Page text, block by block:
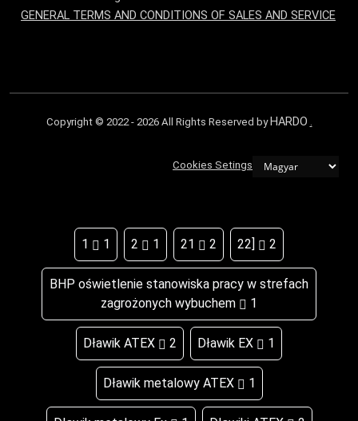
GENERAL TERMS AND CONDITIONS OF SALES AND SERVICE
Copyright © 2022 - 2026 All Rights Reserved by HARDO
Cookies Setings
1 1 2 1 21 2 22] 2
BHP oświetlenie stanowiska pracy w strefach
zagrożonych wybuchem
1
Dławik ATEX 2 Dławik EX 1
Dławik metalowy ATEX 1